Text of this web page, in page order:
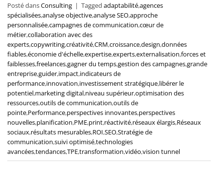
Posté dansConsulting | Tagged adaptabilité,agences
spécialisées,analyse objective,analyse SEO,approche
personnalisée,campagnes de communication,cœur de
métier,collaboration avec des
experts,copywriting,créativité,CRM,croissance,design,données
fiables,économie d'échelle,expertise,experts,externalisation,forces et
faiblesses,freelances,gagner du temps,gestion des campagnes,grande
entreprise,guider,impact,indicateurs de
performance,innovation,investissement stratégique,libérer le
potentiel,marketing digital,niveau supérieur,optimisation des
ressources,outils de communication,outils de
pointe,Performance,perspectives innovantes,perspectives
nouvelles,planification,PME,print,réactivité,réseaux élargis,Réseaux
sociaux,résultats mesurables,ROI,SEO,Stratégie de
communication,suivi optimisé,technologies
avancées,tendances,TPE,transformation,vidéo,vision tunnel